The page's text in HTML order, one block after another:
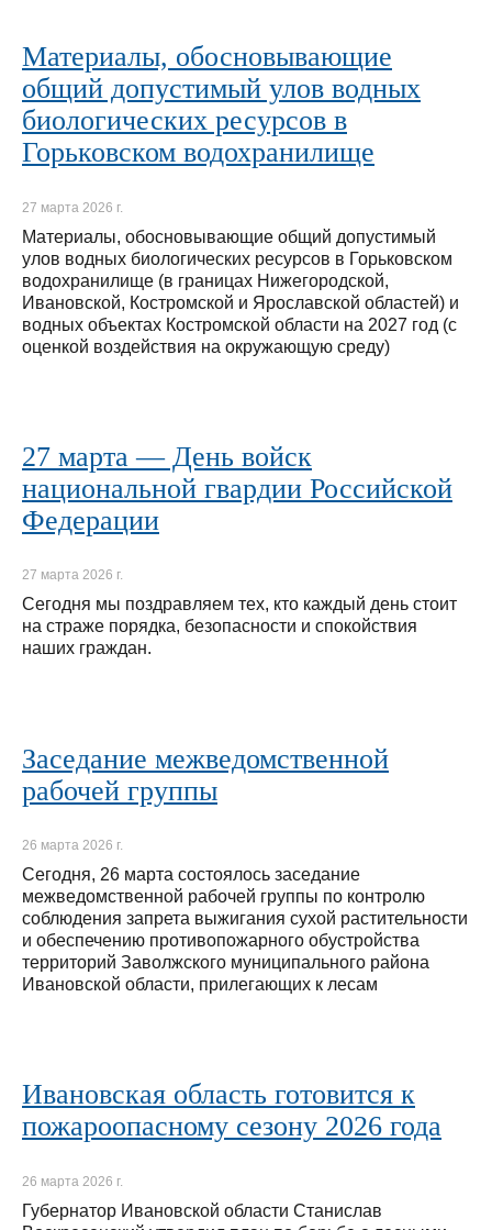
Материалы, обосновывающие
общий допустимый улов водных
биологических ресурсов в
Горьковском водохранилище
27 марта 2026 г.
Материалы, обосновывающие общий допустимый
улов водных биологических ресурсов в Горьковском
водохранилище (в границах Нижегородской,
Ивановской, Костромской и Ярославской областей) и
водных объектах Костромской области на 2027 год (с
оценкой воздействия на окружающую среду)
27 марта — День войск
национальной гвардии Российской
Федерации
27 марта 2026 г.
Сегодня мы поздравляем тех, кто каждый день стоит
на страже порядка, безопасности и спокойствия
наших граждан.
Заседание межведомственной
рабочей группы
26 марта 2026 г.
Сегодня, 26 марта состоялось заседание
межведомственной рабочей группы по контролю
соблюдения запрета выжигания сухой растительности
и обеспечению противопожарного обустройства
территорий Заволжского муниципального района
Ивановской области, прилегающих к лесам
Ивановская область готовится к
пожароопасному сезону 2026 года
26 марта 2026 г.
Губернатор Ивановской области Станислав